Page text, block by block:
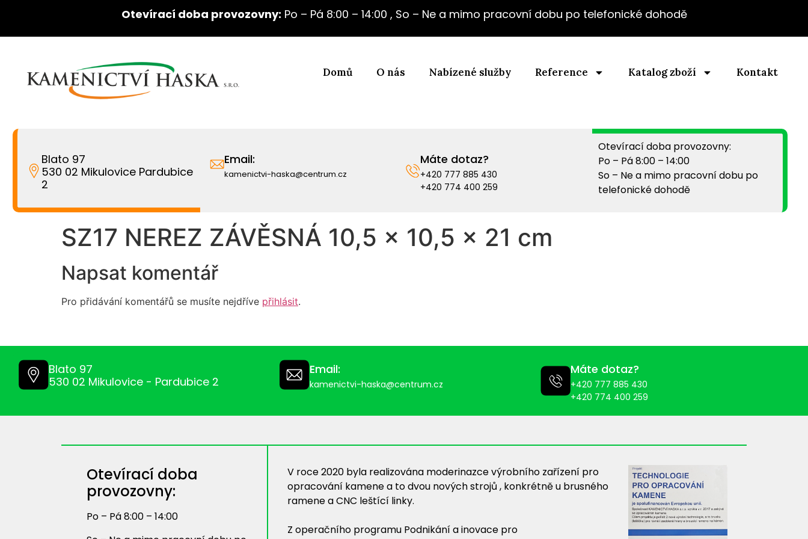
Otevírací doba provozovny: Po – Pá 8:00 – 14:00 , So – Ne a mimo pracovní dobu po telefonické dohodě
Domů O nás Nabízené služby Reference Katalog zboží Kontakt
Blato 97
530 02 Mikulovice Pardubice
2
Email:
kamenictvi-haska@centrum.cz
Máte dotaz?
+420 777 885 430
+420 774 400 259
Otevírací doba provozovny:
Po – Pá 8:00 – 14:00
So – Ne a mimo pracovní dobu po
telefonické dohodě
SZ17 NEREZ ZÁVĚSNÁ 10,5 x 10,5 x 21 cm
Napsat komentář
Pro přidávání komentářů se musíte nejdříve přihlásit.
Blato 97
530 02 Mikulovice - Pardubice 2
Email:
kamenictvi-haska@centrum.cz
Máte dotaz?
+420 777 885 430
+420 774 400 259
Otevírací doba
provozovny:
Po – Pá 8:00 – 14:00
V roce 2020 byla realizována moderinazce výrobního zařízení pro
opracování kamene a to dvou nových strojů , konkrétně u brusného
ramene a CNC leštící linky.
Z operačního programu Podnikání a inovace pro